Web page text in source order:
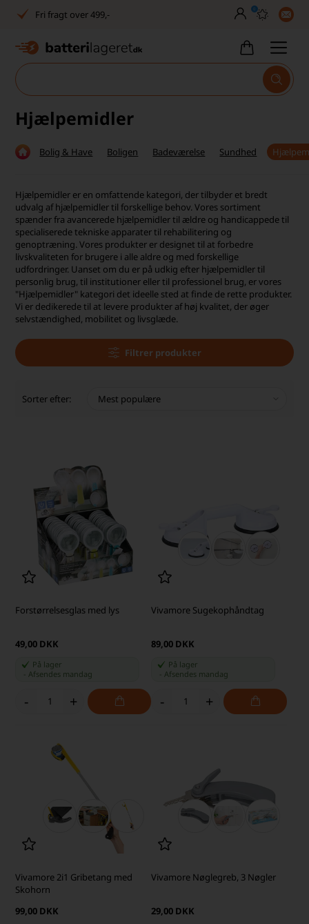
Fri fragt over 499,-
Dansk lager
1040+ glade kunder på Trustpilot
Dag-til-dag levering
Dansk lager
30 dages returret
Tlf. er lukket uge 27-32
1040+ glade kunder på Trustpilot
0
Hjælpemidler
Bolig & Have Boligen Badeværelse Sundhed
Hjælpemidler er en omfattende kategori, der tilbyder et bredt
udvalg af hjælpemidler til forskellige behov. Vores sortiment
spænder fra avancerede hjælpemidler til ældre og handicappede til
specialiserede tekniske apparater til rehabilitering og
genoptræning. Vores produkter er designet til at forbedre
livskvaliteten for brugere i alle aldre og med forskellige
udfordringer. Uanset om du er på udkig efter hjælpemidler til
personlig brug, til institutioner eller til professionel brug, er vores
"Hjælpemidler" kategori det ideelle sted at finde de rette produkter.
Vi er dedikerede til at levere produkter af høj kvalitet, der øger
selvstændighed, mobilitet og livsglæde.
Filtrer produkter
Sorter efter:
Forstørrelsesglas med lys
49,00 DKK
På lager
Afsendes mandag
- +
Vivamore Sugekophåndtag
89,00 DKK
På lager
Afsendes mandag
- +
Vivamore 2i1 Gribetang med
Skohorn
99,00 DKK
Vivamore Nøglegreb, 3 Nøgler
29,00 DKK